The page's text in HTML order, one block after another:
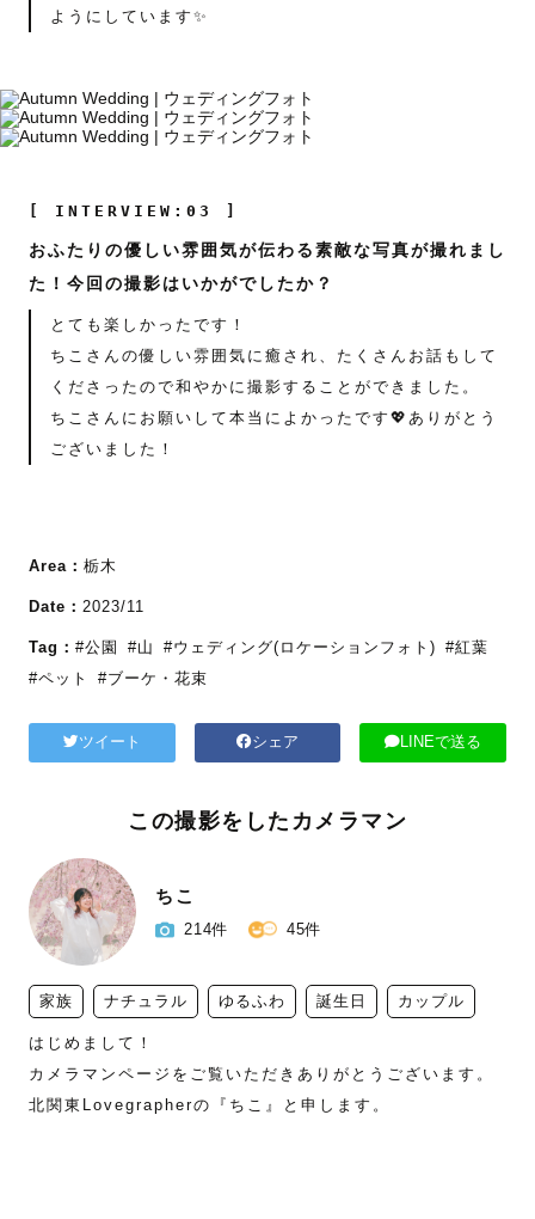
ようにしています✨
[ INTERVIEW:03 ]
おふたりの優しい雰囲気が伝わる素敵な写真が撮れまし
た！今回の撮影はいかがでしたか？
とても楽しかったです！
ちこさんの優しい雰囲気に癒され、たくさんお話もして
くださったので和やかに撮影することができました。
ちこさんにお願いして本当によかったです💖ありがとう
ございました！
Area： 栃木
Date： 2023/11
Tag： #公園 #山 #ウェディング(ロケーションフォト) #紅葉
#ペット
#ブーケ・花束
ツイート シェア LINEで送る
この撮影をしたカメラマン
ちこ
214件 45件
家族 ナチュラル ゆるふわ 誕生日 カップル
はじめまして！
カメラマンページをご覧いただきありがとうございます。
北関東Lovegrapherの『ちこ』と申します。